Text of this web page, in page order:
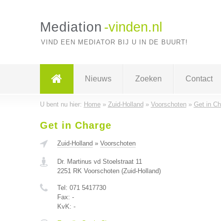
Mediation -vinden.nl
VIND EEN MEDIATOR BIJ U IN DE BUURT!
Nieuws Zoeken Contact
U bent nu hier: Home» Zuid-Holland » Voorschoten» Get in
Get in Charge
Zuid-Holland » Voorschoten
Dr. Martinus vd Stoelstraat 11
2251 RK Voorschoten(Zuid-Holland)
Tel: 071 5417730
Fax: -
KvK: -